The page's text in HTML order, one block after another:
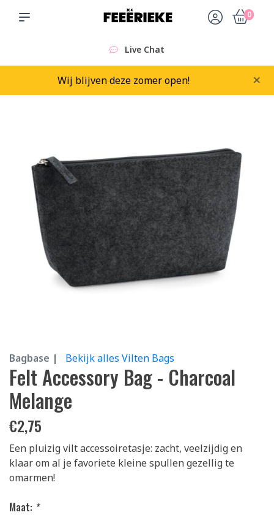
0
Live Chat
Wij blijven deze zomer open! ×
Bagbase | Bekijk alles Vilten Bags
Felt Accessory Bag - Charcoal
Melange
€2,75
Een pluizig vilt accessoiretasje: zacht, veelzijdig en
klaar om al je favoriete kleine spullen gezellig te
omarmen!
Maat: *